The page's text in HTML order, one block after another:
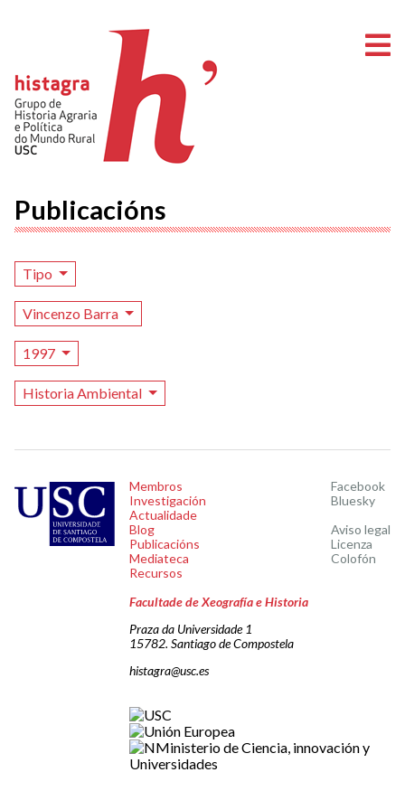
Publicacións
Tipo
Vincenzo Barra
1997
Historia Ambiental
Membros
Investigación
Actualidade
Blog
Publicacións
Mediateca
Recursos
Facebook
Bluesky
Aviso legal
Licenza
Colofón
Facultade de Xeografía e Historia
Praza da Universidade 1
15782. Santiago de Compostela
histagra@usc.es